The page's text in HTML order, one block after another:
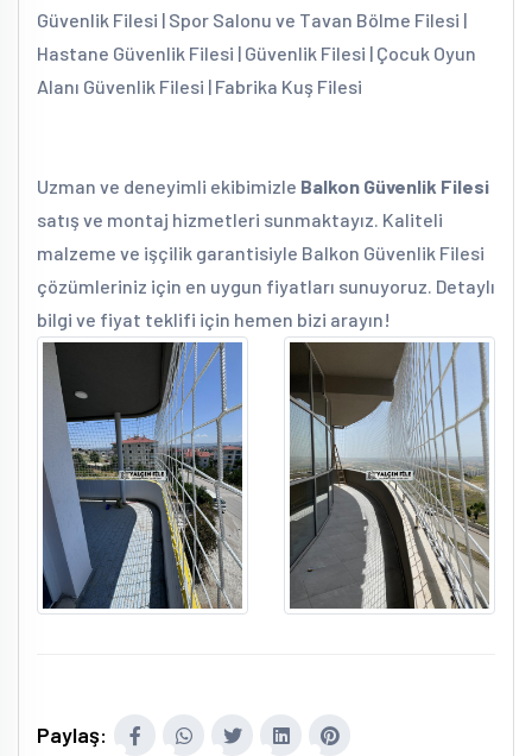
Güvenlik Filesi | Spor Salonu ve Tavan Bölme Filesi |
Hastane Güvenlik Filesi | Güvenlik Filesi | Çocuk Oyun
Alanı Güvenlik Filesi | Fabrika Kuş Filesi
Uzman ve deneyimli ekibimizle Balkon Güvenlik Filesi
satış ve montaj hizmetleri sunmaktayız. Kaliteli
malzeme ve işçilik garantisiyle Balkon Güvenlik Filesi
çözümleriniz için en uygun fiyatları sunuyoruz. Detaylı
bilgi ve fiyat teklifi için hemen bizi arayın!
Paylaş: